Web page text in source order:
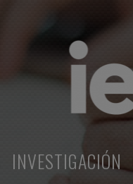
INVESTIGACIÓN